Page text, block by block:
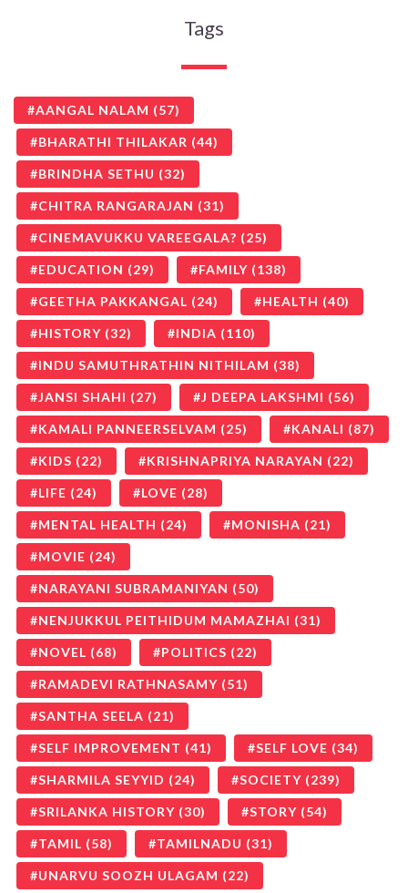
Tags
AANGAL NALAM (57)
BHARATHI THILAKAR (44)
BRINDHA SETHU (32)
CHITRA RANGARAJAN (31)
CINEMAVUKKU VAREEGALA? (25)
EDUCATION (29) FAMILY (138)
GEETHA PAKKANGAL (24) HEALTH (40)
HISTORY (32) INDIA (110)
INDU SAMUTHRATHIN NITHILAM (38)
JANSI SHAHI (27) J DEEPA LAKSHMI (56)
KAMALI PANNEERSELVAM (25) KANALI (87)
KIDS (22) KRISHNAPRIYA NARAYAN (22)
LIFE (24) LOVE (28)
MENTAL HEALTH (24) MONISHA (21)
MOVIE (24)
NARAYANI SUBRAMANIYAN (50)
NENJUKKUL PEITHIDUM MAMAZHAI (31)
NOVEL (68) POLITICS (22)
RAMADEVI RATHNASAMY (51)
SANTHA SEELA (21)
SELF IMPROVEMENT (41) SELF LOVE (34)
SHARMILA SEYYID (24) SOCIETY (239)
SRILANKA HISTORY (30) STORY (54)
TAMIL (58) TAMILNADU (31)
UNARVU SOOZH ULAGAM (22)